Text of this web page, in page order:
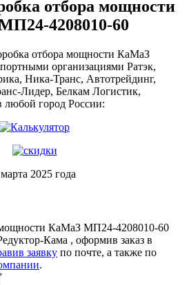
отбора мощности
4208010-60
отбора мощности КаМаЗ
организациями Ратэк,
Ника-Транс, Автотрейдинг,
Лидер, Белкам Логистик,
любой город России:
2025 года
мощности КаМаЗ МП24-4208010-60
Кама , оформив заказ в
заявку по почте, а также по
.